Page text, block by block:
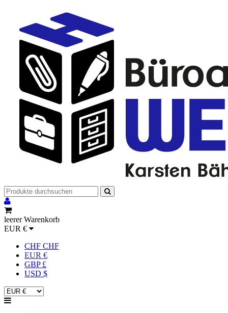
leerer Warenkorb
EUR €
CHF CHF
EUR €
GBP £
USD $